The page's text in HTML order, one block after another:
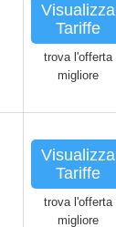
Visualizza
Tariffe
trova l'offerta
migliore
Visualizza
Tariffe
trova l'offerta
migliore